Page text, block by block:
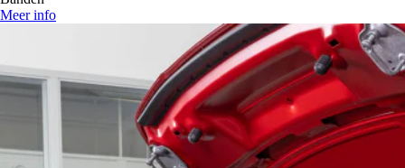
Meer info